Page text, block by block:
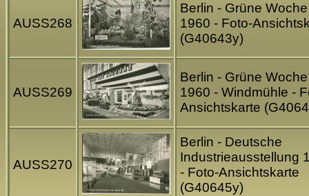
AUSS268
Berlin - Grüne Woche
1960 - Foto-
(G40643y)
AUSS269
Berlin - Grüne Woche
1960 - Windmühle -
Ansichtskarte
AUSS270
Berlin - Deutsche
Industrieausstellung
- Foto-Ansichtskarte
(G40645y)